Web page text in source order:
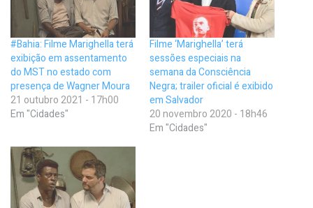
#Bahia: Filme Marighella terá
exibição em assentamento
do MST no estado com
presença de Wagner Moura
21 outubro 2021 - 17h00
Em "Cidades"
Filme ‘Marighella’ terá
sessões especiais na
semana da Consciência
Negra; trailer oficial é exibido
em Salvador
20 novembro 2020 - 18h46
Em "Cidades"